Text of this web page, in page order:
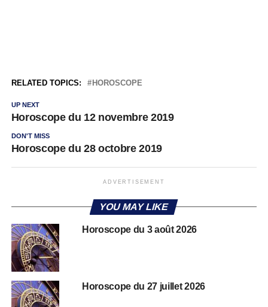
RELATED TOPICS: HOROSCOPE
UP NEXT
Horoscope du 12 novembre 2019
DON'T MISS
Horoscope du 28 octobre 2019
ADVERTISEMENT
YOU MAY LIKE
Horoscope du 3 août 2026
Horoscope du 27 juillet 2026